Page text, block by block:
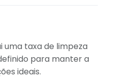
uma taxa de limpeza
para manter a
ideais.